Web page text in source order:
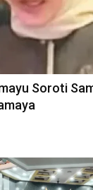
Soroti